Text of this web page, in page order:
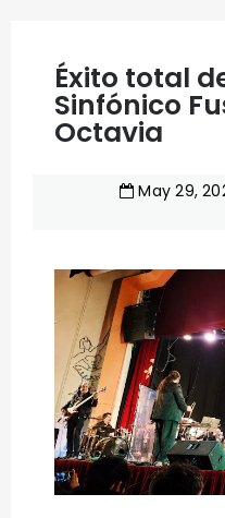
Éxito total
Sinfónico
Octavia
May 29,